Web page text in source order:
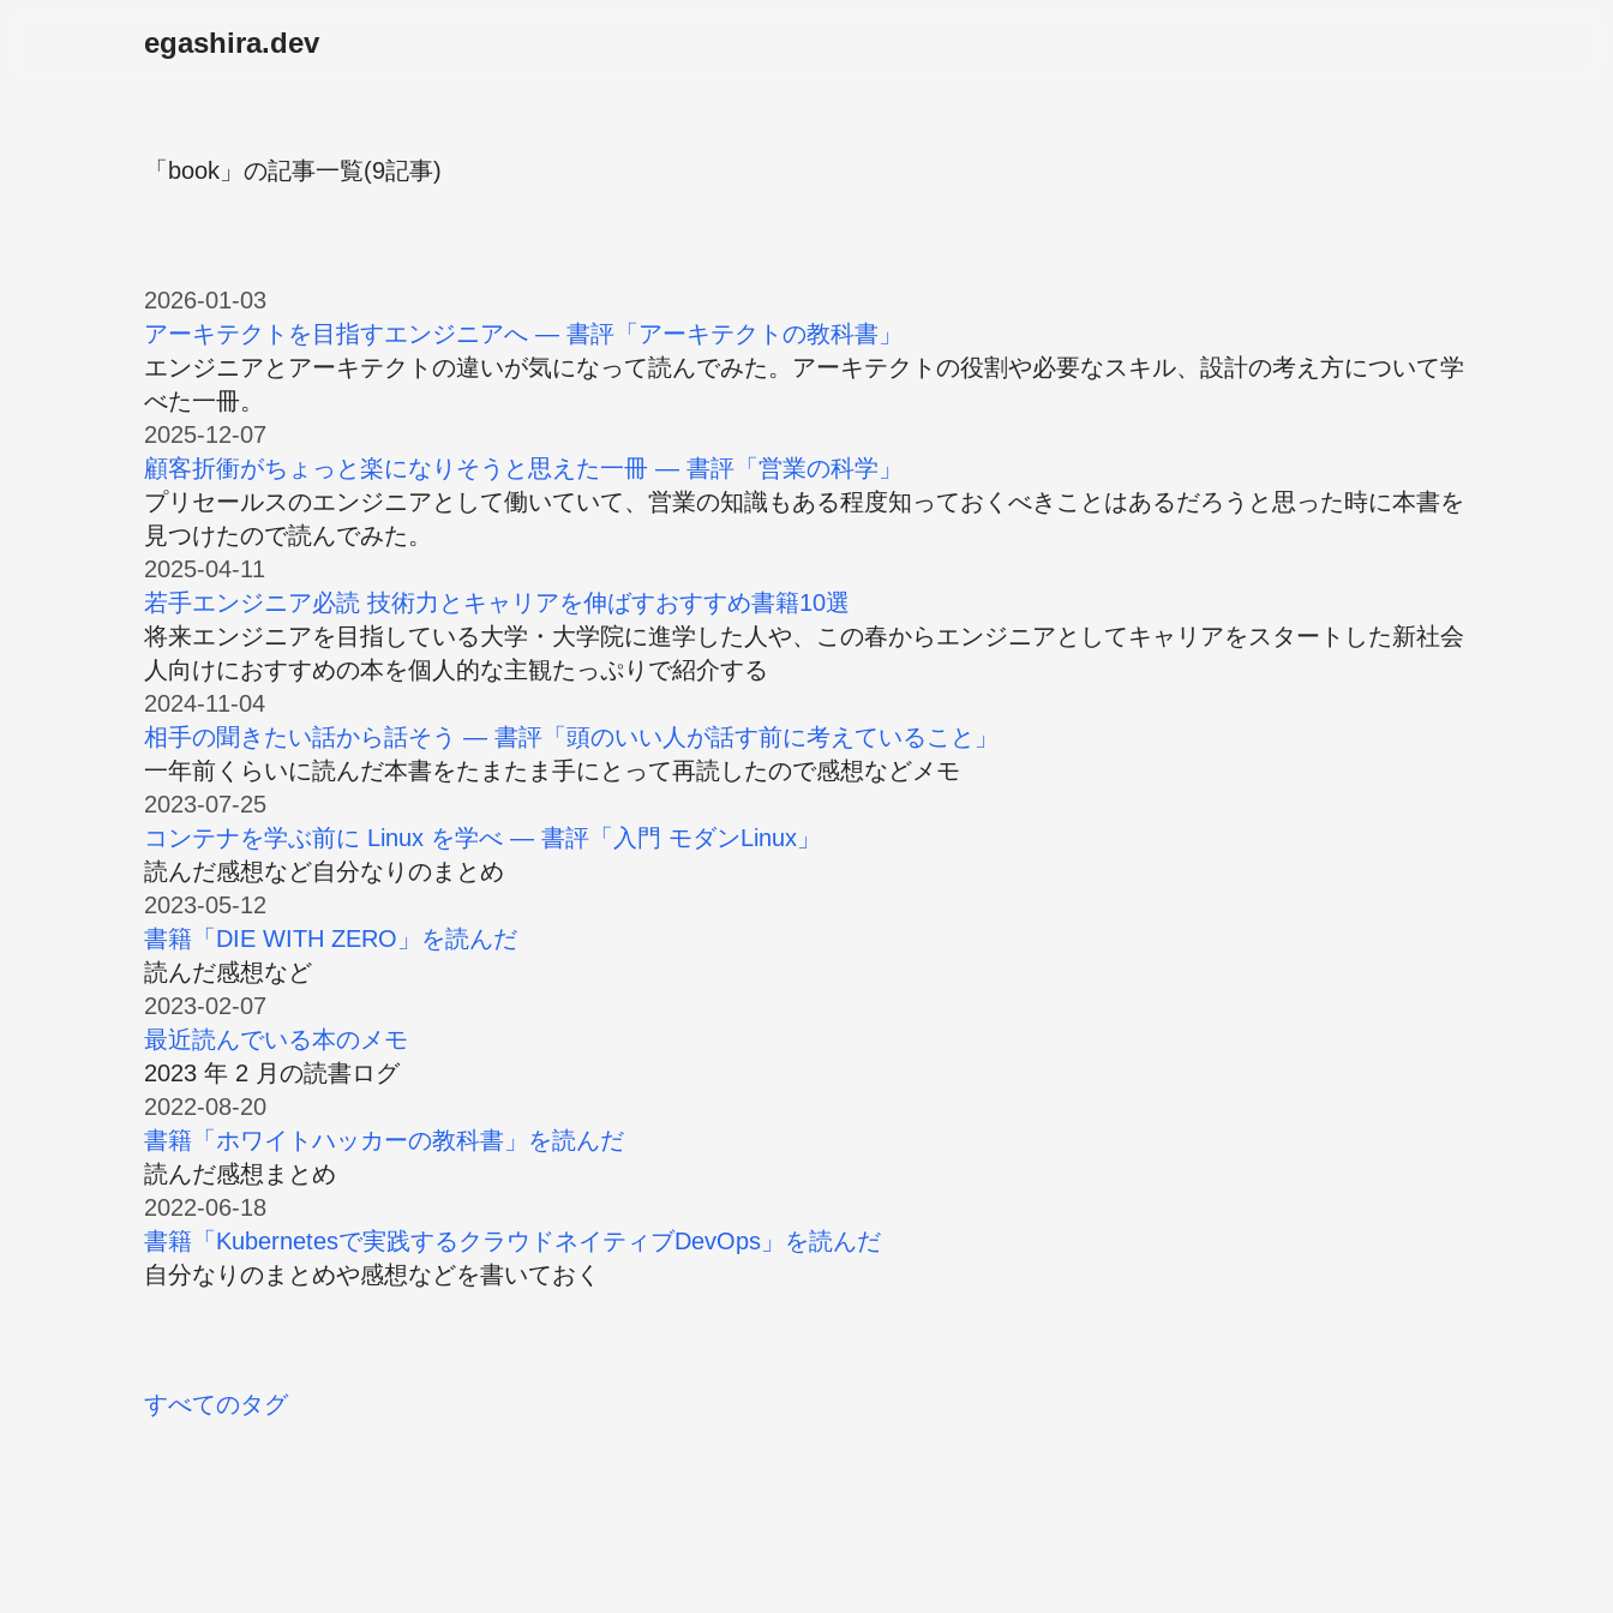
egashira.dev
「book」の記事一覧(9記事)
2026-01-03
アーキテクトを目指すエンジニアへ ― 書評「アーキテクトの教科書」
エンジニアとアーキテクトの違いが気になって読んでみた。アーキテクトの役割や必要なスキル、設計の考え方について学
べた一冊。
2025-12-07
顧客折衝がちょっと楽になりそうと思えた一冊 ― 書評「営業の科学」
プリセールスのエンジニアとして働いていて、営業の知識もある程度知っておくべきことはあるだろうと思った時に本書を
見つけたので読んでみた。
2025-04-11
若手エンジニア必読 技術力とキャリアを伸ばすおすすめ書籍10選
将来エンジニアを目指している大学・大学院に進学した人や、この春からエンジニアとしてキャリアをスタートした新社会
人向けにおすすめの本を個人的な主観たっぷりで紹介する
2024-11-04
相手の聞きたい話から話そう ― 書評「頭のいい人が話す前に考えていること」
一年前くらいに読んだ本書をたまたま手にとって再読したので感想などメモ
2023-07-25
コンテナを学ぶ前に Linux を学べ ― 書評「入門 モダンLinux」
読んだ感想など自分なりのまとめ
2023-05-12
書籍「DIE WITH ZERO」を読んだ
読んだ感想など
2023-02-07
最近読んでいる本のメモ
2023 年 2 月の読書ログ
2022-08-20
書籍「ホワイトハッカーの教科書」を読んだ
読んだ感想まとめ
2022-06-18
書籍「Kubernetesで実践するクラウドネイティブDevOps」を読んだ
自分なりのまとめや感想などを書いておく
すべてのタグ